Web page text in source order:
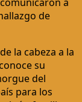
de
la cabeza a la
su
del
para los